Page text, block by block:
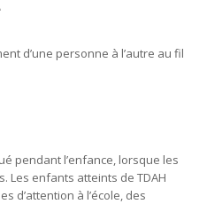
d’une personne à l’autre au fil
pendant l’enfance, lorsque les
Les enfants atteints de TDAH
d’attention à l’école, des